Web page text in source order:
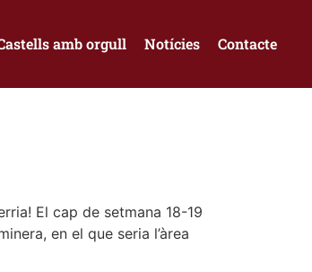
amb orgull Notícies Contacte
El cap de setmana 18-19
en el que seria l’àrea